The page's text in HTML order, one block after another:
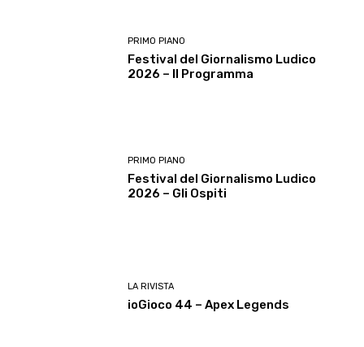
PRIMO PIANO
Festival del Giornalismo Ludico
2026 – Il Programma
PRIMO PIANO
Festival del Giornalismo Ludico
2026 – Gli Ospiti
LA RIVISTA
ioGioco 44 – Apex Legends